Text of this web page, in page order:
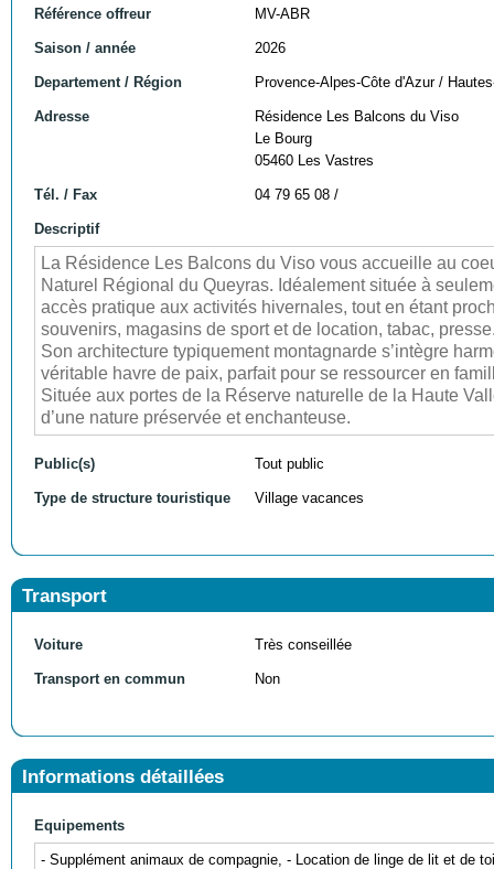
Référence offreur MV-ABR
Saison / année 2026
Departement / Région Provence-Alpes-Côte d'Azur /
Adresse
Résidence Les Balcons du Viso
Le Bourg
05460 Les Vastres
Tél. / Fax 04 79 65 08 /
Descriptif
La Résidence Les Balcons du Viso vous accueille au
Naturel Régional du Queyras. Idéalement située à
accès pratique aux activités hivernales, tout en étant
souvenirs, magasins de sport et de location, tabac,
Son architecture typiquement montagnarde s’intègre
véritable havre de paix, parfait pour se ressourcer en
Située aux portes de la Réserve naturelle de la Haute
d’une nature préservée et enchanteuse.
Public(s) Tout public
Type de structure touristique Village vacances
Transport
Voiture Très conseillée
Transport en commun Non
Informations détaillées
Equipements
- Supplément animaux de compagnie, - Location de linge de lit et de